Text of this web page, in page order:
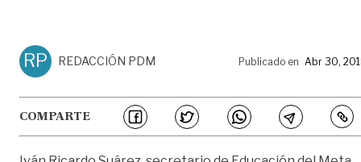
RP REDACCIÓN PDM Publicado en Abr 30,
COMPARTE